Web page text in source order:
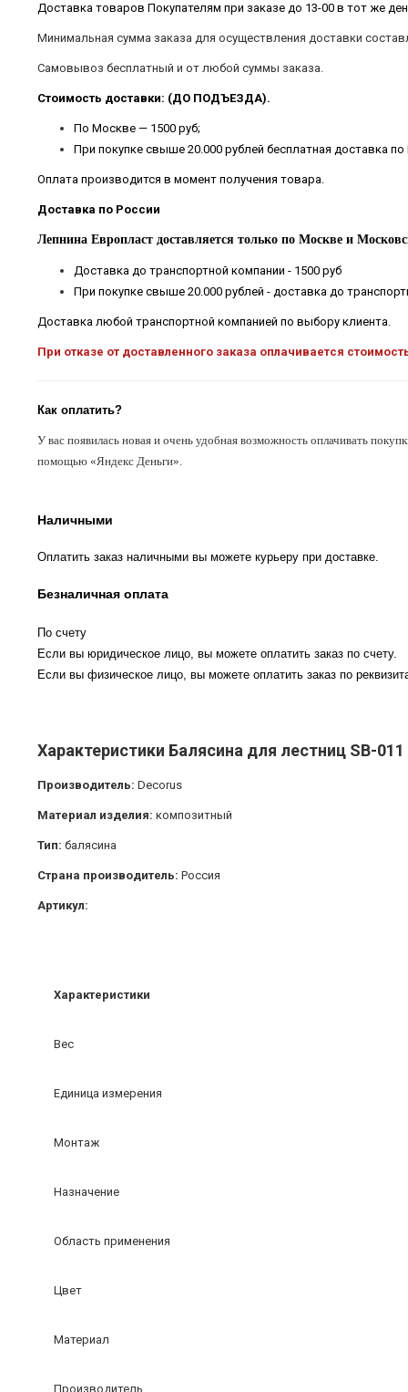
Доставка товаров Покупателям при заказе до 13-00 в тот же
Минимальная сумма заказа для осуществления доставки
Самовывоз бесплатный и от любой суммы заказа.
Стоимость доставки: (ДО ПОДЪЕЗДА).
По Москве — 1500 руб;
При покупке свыше 20.000 рублей бесплатная доставка
Оплата производится в момент получения товара.
Доставка по России
Лепнина Европласт доставляется только по Москве и
Доставка до транспортной компании - 1500 руб
При покупке свыше 20.000 рублей - доставка до
Доставка любой транспортной компанией по выбору клиента.
При отказе от доставленного заказа оплачивается
Как оплатить?
У вас появилась новая и очень удобная возможность оплачивать
помощью «Яндекс Деньги».
Наличными
Оплатить заказ наличными вы можете курьеру при доставке.
Безналичная оплата
По счету
Если вы юридическое лицо, вы можете оплатить заказ по счету.
Если вы физическое лицо, вы можете оплатить заказ по
Характеристики Балясина для лестниц SB-
Производитель: Decorus
Материал изделия: композитный
Тип: балясина
Страна производитель: Россия
Артикул:
Характеристики
Вес
Единица измерения
Монтаж
Назначение
Область применения
Цвет
Материал
Производитель